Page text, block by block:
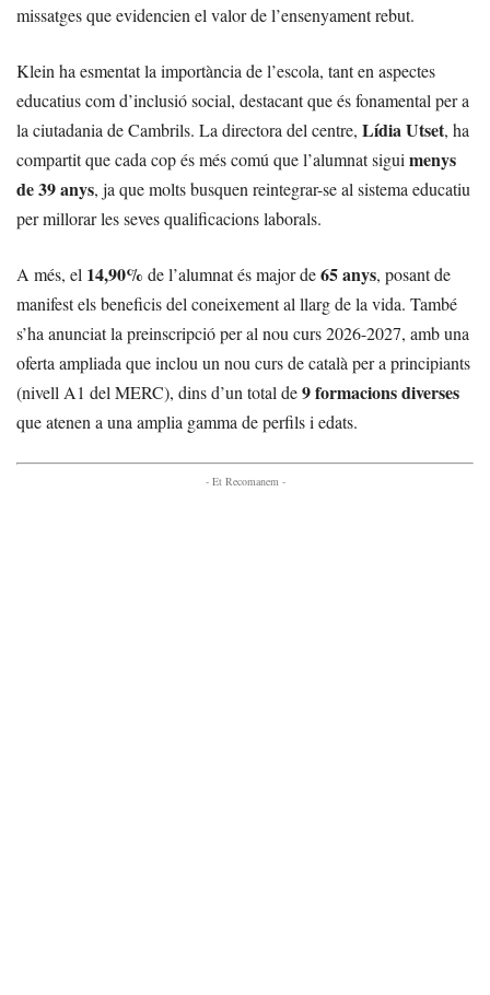
missatges que evidencien el valor de l’ensenyament rebut.
Klein ha esmentat la importància de l’escola, tant en aspectes
educatius com d’inclusió social, destacant que és fonamental per a
la ciutadania de Cambrils. La directora del centre, Lídia Utset, ha
compartit que cada cop és més comú que l’alumnat sigui menys
de 39 anys, ja que molts busquen reintegrar-se al sistema educatiu
per millorar les seves qualificacions laborals.
A més, el 14,90% de l’alumnat és major de65 anys, posant de
manifest els beneficis del coneixement al llarg de la vida. També
s’ha anunciat la preinscripció per al nou curs 2026-2027, amb una
oferta ampliada que inclou un nou curs de català per a principiants
(nivell A1 del MERC), dins d’un total de9 formacions diverses
que atenen a una amplia gamma de perfils i edats.
- Et Recomanem -